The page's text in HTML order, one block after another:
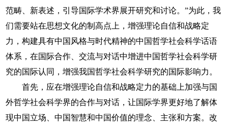
范畴、新表述，引导国际学术界展开研究和讨论。”为此，我
们需要站在思想文化的制高点上，增强理论自信和战略定
力，构建具有中国风格与时代精神的中国哲学社会科学话语
体系，在国际合作、交流与对话中增进中国哲学社会科学研
究的国际认同，增强我国哲学社会科学研究的国际影响力。
首先，应在增强理论自信和战略定力的基础上加强与国
外哲学社会科学界的合作与对话，让国际学界更好地了解体
现中国立场、中国智慧和中国价值的理念、主张和方案。改